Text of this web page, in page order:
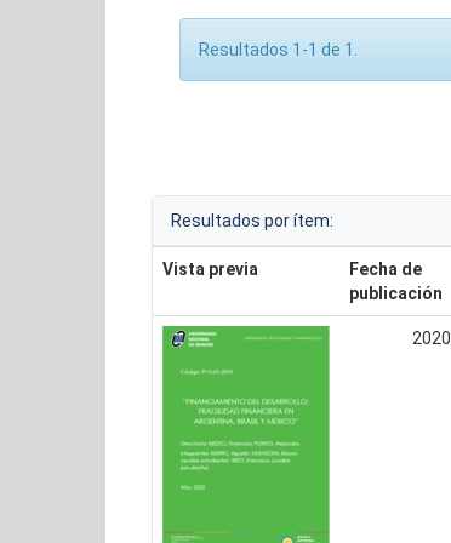
Resultados 1-1 de 1.
Resultados por ítem:
Vista previa
Fecha de
publicación
2020